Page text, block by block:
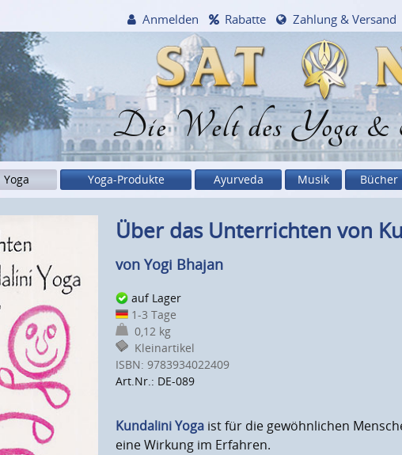
Die Welt des Yoga
Anmelden Rabatte Zahlung & Versand
Yoga-Produkte Ayurveda Musik Bücher
Über das Unterrichten von
von Yogi Bhajan
auf Lager
1-3 Tage
0,12 kg
Kleinartikel
ISBN: 9783934022409
Art.Nr.: DE-089
Kundalini Yogaist für die gewöhnlichen
eine Wirkung im Erfahren.